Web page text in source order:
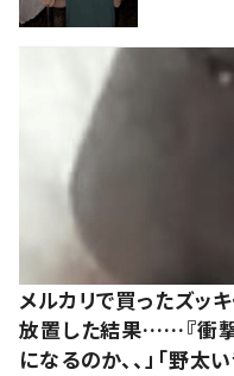
メルカリで買ったズッ
放置した結果……『衝撃
になるのか、、」「野太い